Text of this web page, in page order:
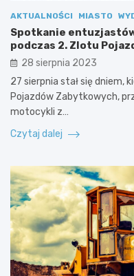
AKTUALNOŚCI MIASTO
Spotkanie
podczas 2. Zlotu
28 sierpnia 2023
27 sierpnia stał się dniem,
Pojazdów Zabytkowych,
motocykli z…
Czytaj dalej